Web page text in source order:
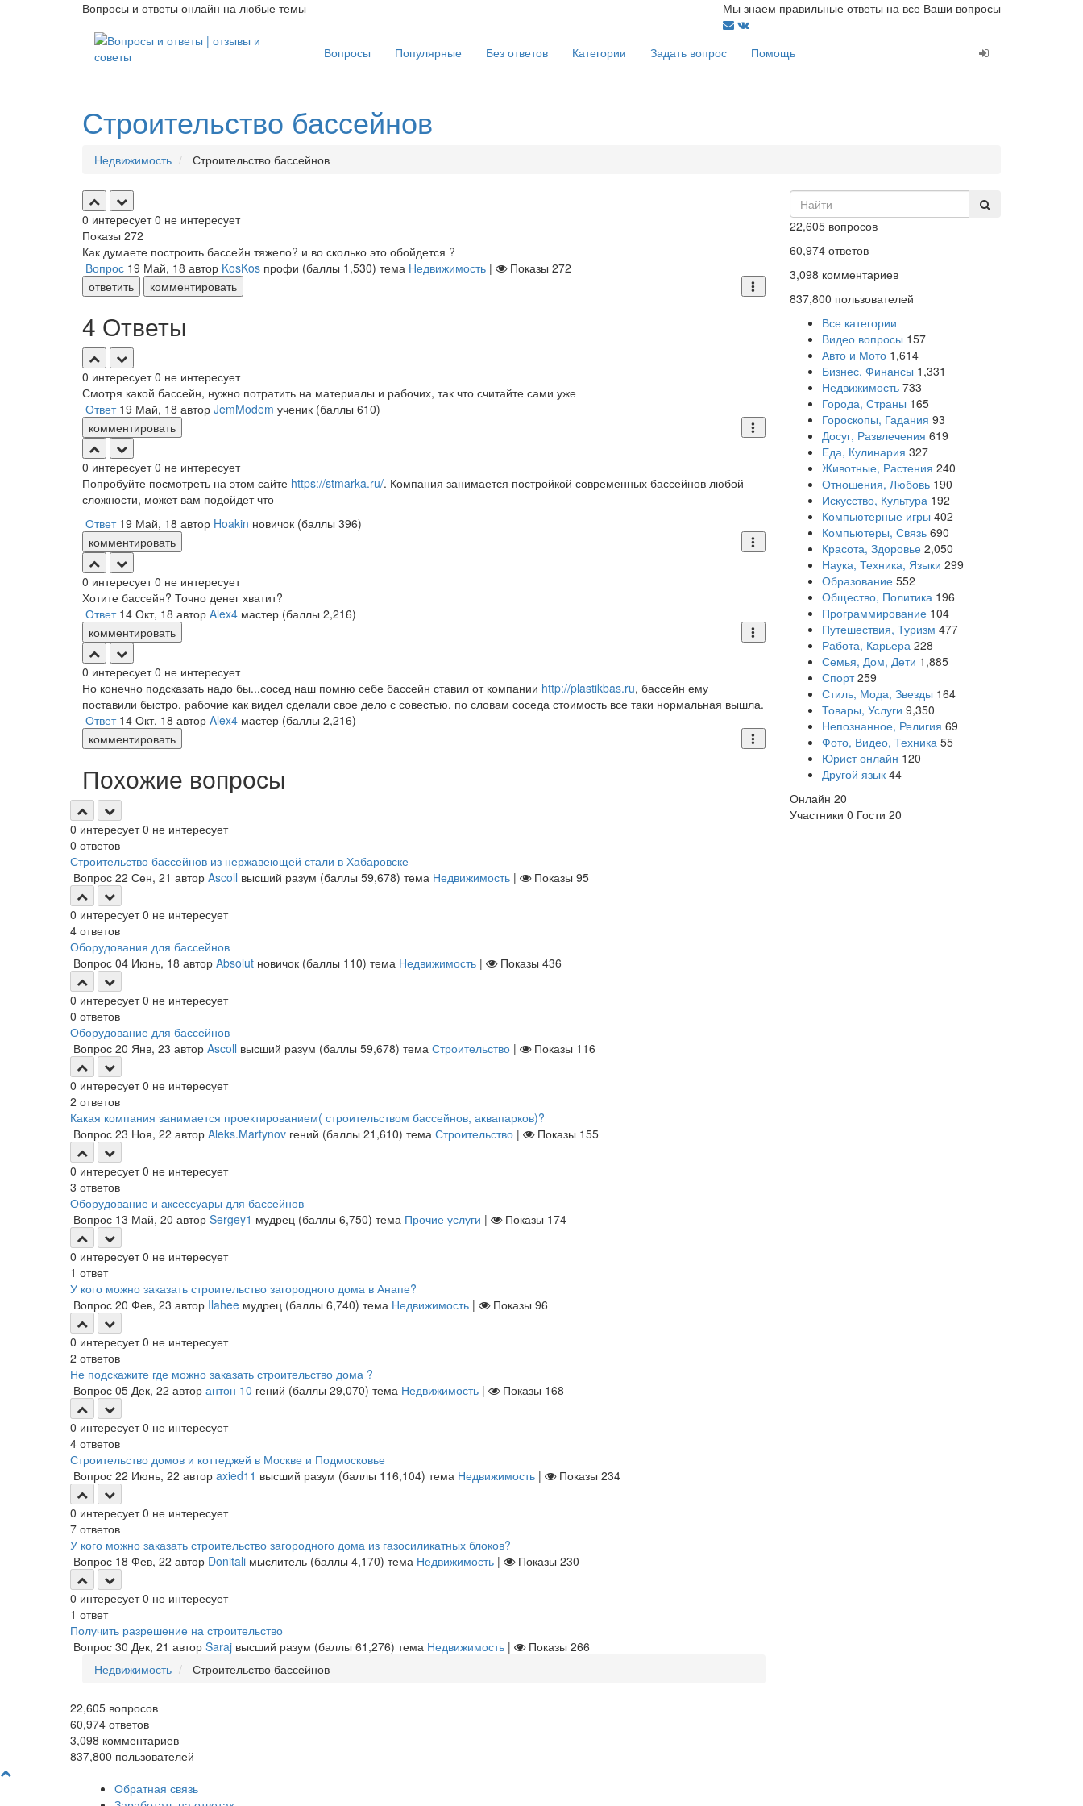
Вопросы и ответы онлайн на любые темы Мы знаем правильные ответы на все Ваши вопросы
Вопросы Популярные Без ответов Категории Задать вопрос Помощь
Строительство бассейнов
Недвижимость Строительство бассейнов
0 интересует 0 не интересует
Показы 272
Как думаете построить бассейн тяжело? и во сколько это обойдется ?
Вопрос 19 Май, 18 автор KosKos профи (баллы 1,530) тема Недвижимость | Показы 272
ответить
комментировать
4 Ответы
0 интересует 0 не интересует
Смотря какой бассейн, нужно потратить на материалы и рабочих, так что считайте сами уже
Ответ 19 Май, 18 автор JemModem ученик (баллы 610)
комментировать
0 интересует 0 не интересует
Попробуйте посмотреть на этом сайте https://stmarka.ru/. Компания занимается постройкой современных бассейнов любой
сложности, может вам подойдет что
Ответ 19 Май, 18 автор Hoakin новичок (баллы 396)
комментировать
0 интересует 0 не интересует
Хотите бассейн? Точно денег хватит?
Ответ 14 Окт, 18 автор Alex4 мастер (баллы 2,216)
комментировать
0 интересует 0 не интересует
Но конечно подсказать надо бы...сосед наш помню себе бассейн ставил от компании http://plastikbas.ru, бассейн ему
поставили быстро, рабочие как видел сделали свое дело с совестью, по словам соседа стоимость все таки нормальная вышла.
Ответ 14 Окт, 18 автор Alex4 мастер (баллы 2,216)
комментировать
Похожие вопросы
0 интересует 0 не интересует
0 ответов
Строительство бассейнов из нержавеющей стали в Хабаровске
Вопрос 22 Сен, 21 автор Ascoll высший разум (баллы 59,678) тема Недвижимость | Показы 95
0 интересует 0 не интересует
4 ответов
Оборудования для бассейнов
Вопрос 04 Июнь, 18 автор Absolut новичок (баллы 110) тема Недвижимость | Показы 436
0 интересует 0 не интересует
0 ответов
Оборудование для бассейнов
Вопрос 20 Янв, 23 автор Ascoll высший разум (баллы 59,678) тема Строительство | Показы 116
0 интересует 0 не интересует
2 ответов
Какая компания занимается проектированием( строительством бассейнов, аквапарков)?
Вопрос 23 Ноя, 22 автор Aleks.Martynov гений (баллы 21,610) тема Строительство | Показы 155
0 интересует 0 не интересует
3 ответов
Оборудование и аксессуары для бассейнов
Вопрос 13 Май, 20 автор Sergey1 мудрец (баллы 6,750) тема Прочие услуги | Показы 174
0 интересует 0 не интересует
1 ответ
У кого можно заказать строительство загородного дома в Анапе?
Вопрос 20 Фев, 23 автор Ilahee мудрец (баллы 6,740) тема Недвижимость | Показы 96
0 интересует 0 не интересует
2 ответов
Не подскажите где можно заказать строительство дома ?
Вопрос 05 Дек, 22 автор антон 10 гений (баллы 29,070) тема Недвижимость | Показы 168
0 интересует 0 не интересует
4 ответов
Строительство домов и коттеджей в Москве и Подмосковье
Вопрос 22 Июнь, 22 автор axied11 высший разум (баллы 116,104) тема Недвижимость | Показы 234
0 интересует 0 не интересует
7 ответов
У кого можно заказать строительство загородного дома из газосиликатных блоков?
Вопрос 18 Фев, 22 автор Donitali мыслитель (баллы 4,170) тема Недвижимость | Показы 230
0 интересует 0 не интересует
1 ответ
Получить разрешение на строительство
Вопрос 30 Дек, 21 автор Saraj высший разум (баллы 61,276) тема Недвижимость | Показы 266
Недвижимость
Строительство бассейнов
22,605вопросов
60,974ответов
3,098 комментариев
837,800 пользователей
Все категории
Видео вопросы 157
Авто и Мото 1,614
Бизнес, Финансы 1,331
Недвижимость 733
Города, Страны 165
Гороскопы, Гадания 93
Досуг, Развлечения 619
Еда, Кулинария 327
Животные, Растения 240
Отношения, Любовь 190
Искусство, Культура 192
Компьютерные игры 402
Компьютеры, Связь 690
Красота, Здоровье 2,050
Наука, Техника, Языки 299
Образование 552
Общество, Политика 196
Программирование 104
Путешествия, Туризм 477
Работа, Карьера 228
Семья, Дом, Дети 1,885
Спорт 259
Стиль, Мода, Звезды 164
Товары, Услуги 9,350
Непознанное, Религия 69
Фото, Видео, Техника 55
Юрист онлайн 120
Другой язык 44
Онлайн 20
Участники 0 Гости 20
22,605 вопросов
60,974 ответов
3,098 комментариев
837,800 пользователей
Обратная связь